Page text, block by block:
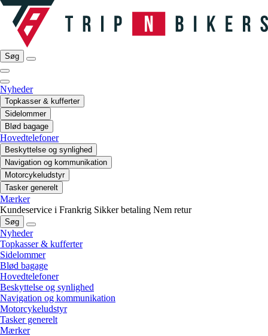
Søg
Nyheder
Topkasser & kufferter
Sidelommer
Blød bagage
Hovedtelefoner
Beskyttelse og synlighed
Navigation og kommunikation
Motorcykeludstyr
Tasker generelt
Mærker
Kundeservice i Frankrig Sikker betaling Nem retur
Søg
Nyheder
Topkasser & kufferter
Sidelommer
Blød bagage
Hovedtelefoner
Beskyttelse og synlighed
Navigation og kommunikation
Motorcykeludstyr
Tasker generelt
Mærker